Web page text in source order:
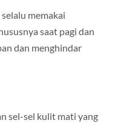
memakai
saat pagi dan
dan menghindar
sel-sel kulit mati yang